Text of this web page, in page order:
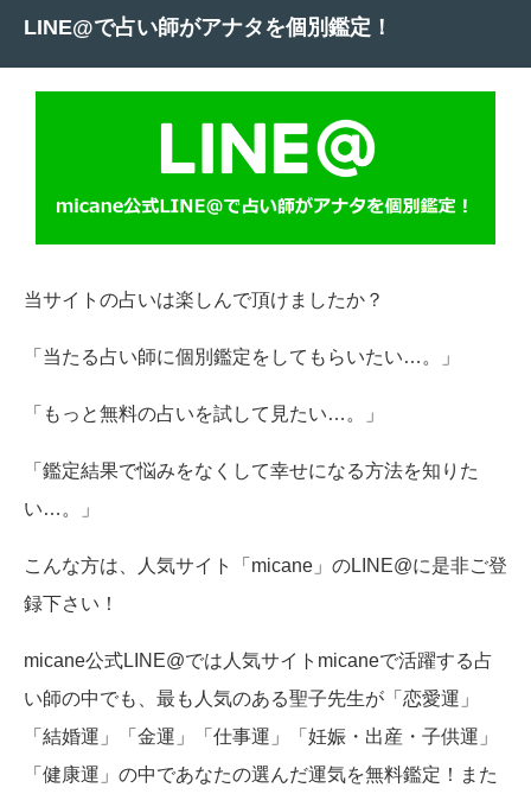
LINE@で占い師がアナタを個別鑑定！
当サイトの占いは楽しんで頂けましたか？
「当たる占い師に個別鑑定をしてもらいたい…。」
「もっと無料の占いを試して見たい…。」
「鑑定結果で悩みをなくして幸せになる方法を知りた
い…。」
こんな方は、人気サイト「micane」のLINE@に是非ご登
録下さい！
micane公式LINE@では人気サイトmicaneで活躍する占
い師の中でも、最も人気のある聖子先生が「恋愛運」
「結婚運」「金運」「仕事運」「妊娠・出産・子供運」
「健康運」の中であなたの選んだ運気を無料鑑定！また